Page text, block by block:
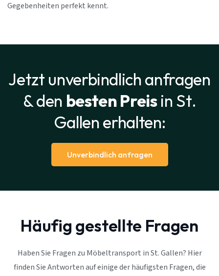
Gegebenheiten perfekt kennt.
Jetzt unverbindlich anfragen
& den besten Preisin St.
Gallen erhalten:
Unverbindlich anfragen
Häufig gestellte Fragen
Haben Sie Fragen zu Möbeltransport in St. Gallen? Hier
finden Sie Antworten auf einige der häufigsten Fragen, die